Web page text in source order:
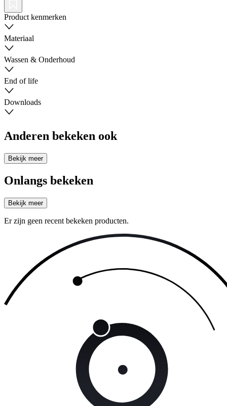
Product kenmerken
Materiaal
Wassen & Onderhoud
End of life
Downloads
Anderen bekeken ook
Bekijk meer
Onlangs bekeken
Bekijk meer
Er zijn geen recent bekeken producten.